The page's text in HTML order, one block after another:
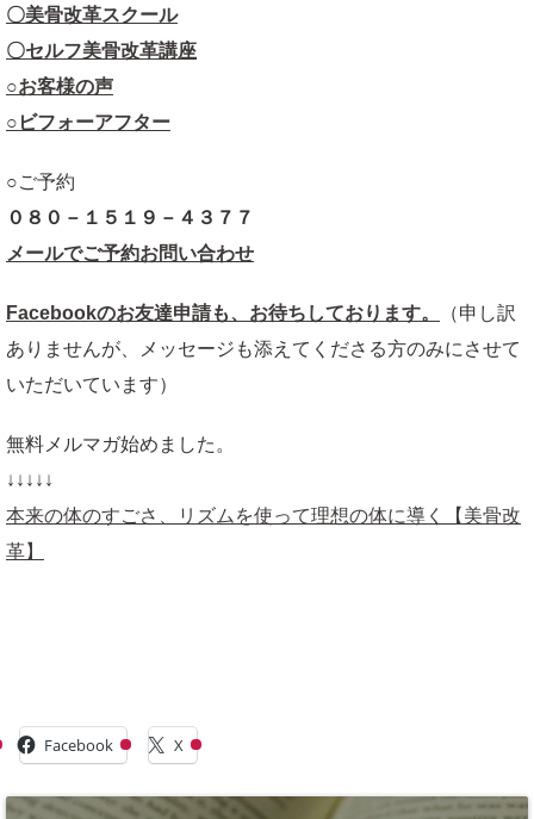
〇美骨改革スクール
〇セルフ美骨改革講座
○お客様の声
○ビフォーアフター
○ご予約
０８０－１５１９－４３７７
メールでご予約お問い合わせ
Facebookのお友達申請も、お待ちしております。
（申し訳
ありませんが、メッセージも添えてくださる方のみにさせて
いただいています）
無料メルマガ始めました。
↓↓↓↓↓
本来の体のすごさ、リズムを使って理想の体に導く【美骨改
革】
Facebook X